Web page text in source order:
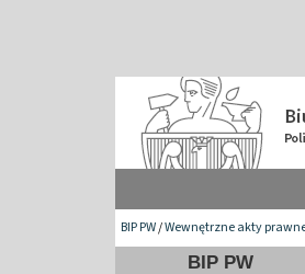
BIP PW/Wewnętrzne akty
BIP PW